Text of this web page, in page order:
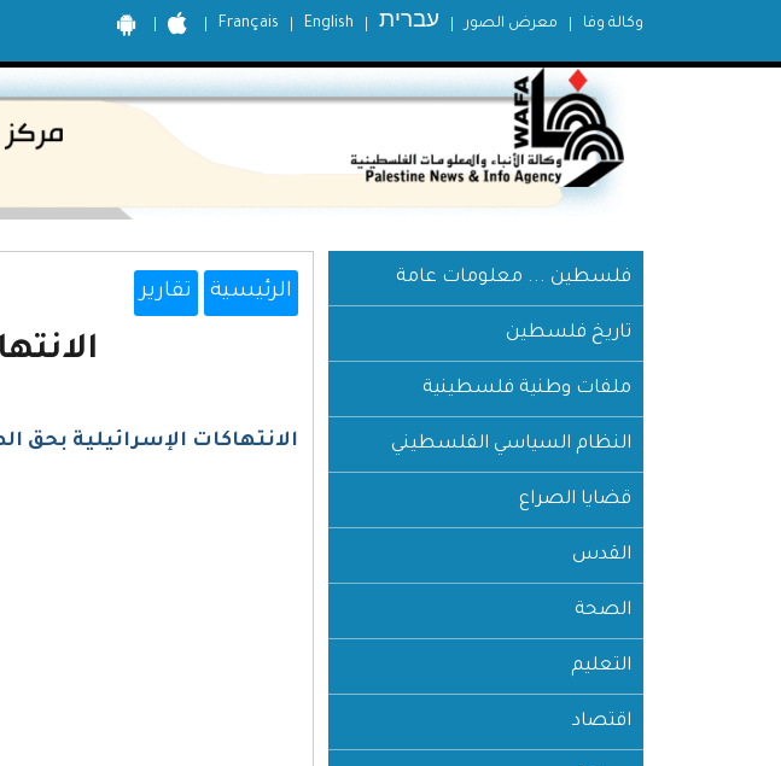
Français English עברית معرض الصور وكالة وفا
فلسطين ... معلومات عامة
تاريخ فلسطين
ملفات وطنية فلسطينية
النظام السياسي الفلسطيني
قضايا الصراع
القدس
الصحة
التعليم
اقتصاد
الرئيسية تقارير
الانتهاكات الإسرائيلية بحق